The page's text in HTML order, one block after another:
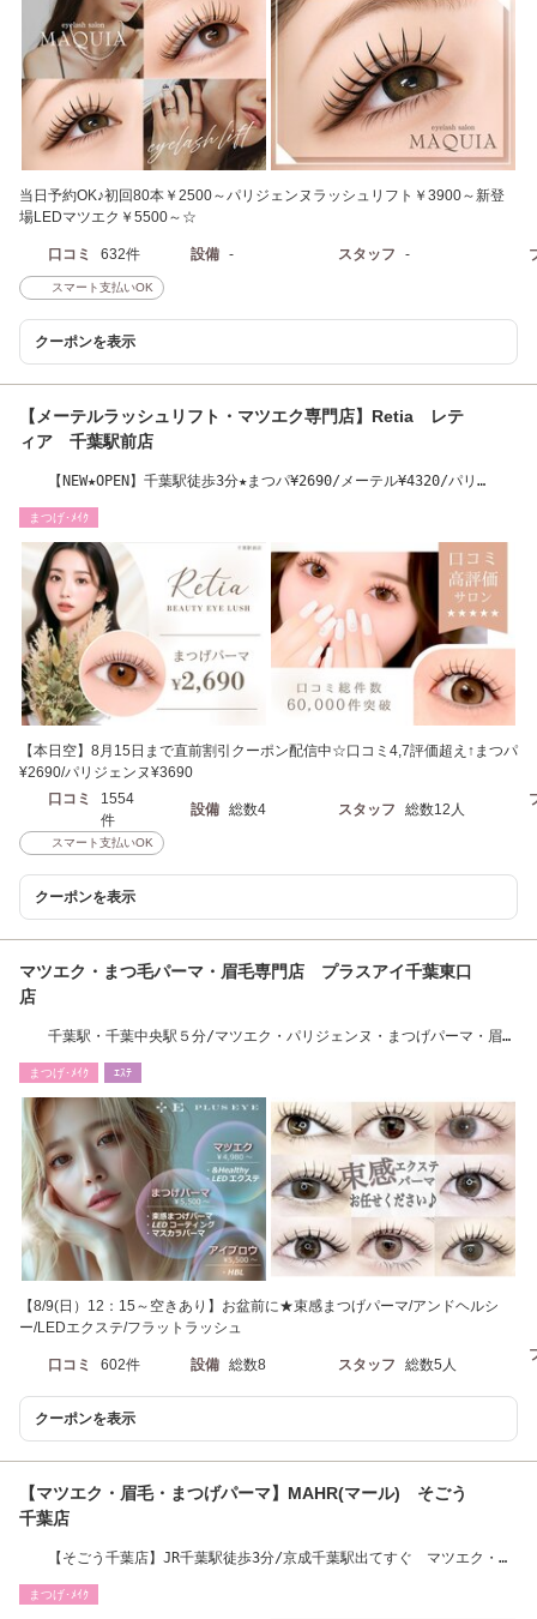
当日予約OK♪初回80本￥2500～パリジェンヌラッシュリフト￥3900～新登
場LEDマツエク￥5500～☆
口コミ 632件 設備 - スタッフ -
スマート支払いOK
クーポンを表示
【メーテルラッシュリフト・マツエク専門店】Retia レテ
ィア 千葉駅前店
【NEW★OPEN】千葉駅徒歩3分★まつパ¥2690/メーテル¥4320/パリ
まつげ･ﾒｲｸ
【本日空】8月15日まで直前割引クーポン配信中☆口コミ4,7評価超え↑まつパ
¥2690/パリジェンヌ¥3690
口コミ
1554
件
設備 総数4 スタッフ 総数12人
スマート支払いOK
クーポンを表示
マツエク・まつ毛パーマ・眉毛専門店 プラスアイ千葉東口
店
千葉駅・千葉中央駅５分/マツエク・パリジェンヌ・まつげパーマ・眉
まつげ･ﾒｲｸ ｴｽﾃ
【8/9(日）12：15～空きあり】お盆前に★束感まつげパーマ/アンドヘルシ
ー/LEDエクステ/フラットラッシュ
口コミ 602件 設備 総数8 スタッフ 総数5人
クーポンを表示
【マツエク・眉毛・まつげパーマ】MAHR(マール) そごう
千葉店
【そごう千葉店】JR千葉駅徒歩3分/京成千葉駅出てすぐ マツエク・ま
まつげ･ﾒｲｸ